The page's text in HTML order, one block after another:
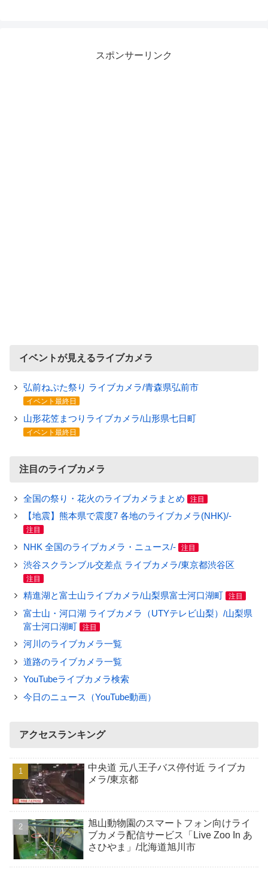
スポンサーリンク
イベントが見えるライブカメラ
弘前ねぷた祭り ライブカメラ/青森県弘前市
イベント最終日
山形花笠まつりライブカメラ/山形県七日町
イベント最終日
注目のライブカメラ
全国の祭り・花火のライブカメラまとめ 注目
【地震】熊本県で震度7 各地のライブカメラ(NHK)/-
注目
NHK 全国のライブカメラ・ニュース/- 注目
渋谷スクランブル交差点 ライブカメラ/東京都渋谷区
注目
精進湖と富士山ライブカメラ/山梨県富士河口湖町 注目
富士山・河口湖 ライブカメラ（UTYテレビ山梨）/山梨県
富士河口湖町
注目
河川のライブカメラ一覧
道路のライブカメラ一覧
YouTubeライブカメラ検索
今日のニュース（YouTube動画）
アクセスランキング
中央道 元八王子バス停付近 ライブカ
メラ/東京都
旭山動物園のスマートフォン向けライ
ブカメラ配信サービス「Live Zoo In あ
さひやま」/北海道旭川市